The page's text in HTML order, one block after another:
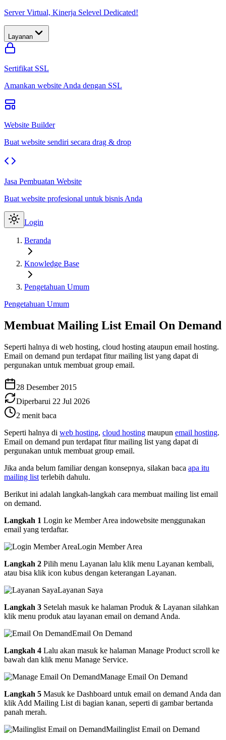
Server Virtual, Kinerja Selevel Dedicated!
Layanan
Sertifikat SSL
Amankan website Anda dengan SSL
Website Builder
Buat website sendiri secara drag & drop
Jasa Pembuatan Website
Buat website profesional untuk bisnis Anda
Login
Beranda
Knowledge Base
Pengetahuan Umum
Pengetahuan Umum
Membuat Mailing List Email On Demand
Seperti halnya di web hosting, cloud hosting ataupun email hosting.
Email on demand pun terdapat fitur mailing list yang dapat di
pergunakan untuk membuat group email.
28 Desember 2015
Diperbarui 22 Jul 2026
2 menit baca
Seperti halnya di web hosting, cloud hosting maupun email hosting.
Email on demand pun terdapat fitur mailing list yang dapat di
pergunakan untuk membuat group email.
Jika anda belum familiar dengan konsepnya, silakan baca apa itu
mailing list terlebih dahulu.
Berikut ini adalah langkah-langkah cara membuat mailing list email
on demand.
Langkah 1 Login ke Member Area indowebsite menggunakan
email yang terdaftar.
Login Member Area
Langkah 2 Pilih menu Layanan lalu klik menu Layanan kembali,
atau bisa klik icon kubus dengan keterangan Layanan.
Layanan Saya
Langkah 3 Setelah masuk ke halaman Produk & Layanan silahkan
klik menu produk atau layanan email on demand Anda.
Email On Demand
Langkah 4 Lalu akan masuk ke halaman Manage Product scroll ke
bawah dan klik menu Manage Service.
Manage Email On Demand
Langkah 5 Masuk ke Dashboard untuk email on demand Anda dan
klik Add Mailing List di bagian kanan, seperti di gambar bertanda
panah merah.
Mailinglist Email on Demand